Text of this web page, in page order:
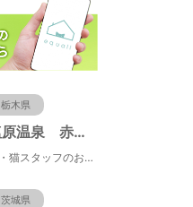
栃木県
塩原温泉 赤沢温泉旅館
犬・猫スタッフのおもてニャしが魅力のひとつ♪大自然に囲まれた隠れ家的宿で癒やしの休日を。
茨城県